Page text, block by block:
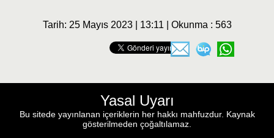
Tarih: 25 Mayıs 2023 | 13:11 | Okunma : 563
Yasal Uyarı
Bu sitede yayınlanan içeriklerin her hakkı mahfuzdur. Kaynak
gösterilmeden çoğaltılamaz.